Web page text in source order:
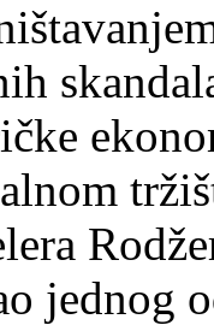
jednog